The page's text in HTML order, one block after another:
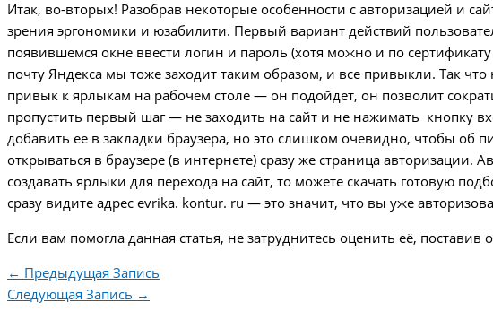
Итак, во-вторых! Разобрав некоторые особенности с авторизацией и
зрения эргономики и юзабилити. Первый вариант действий
появившемся окне ввести логин и пароль (хотя можно и по
почту Яндекса мы тоже заходит таким образом, и все привыкли. Так
привык к ярлыкам на рабочем столе — он подойдет, он позволит
пропустить первый шаг — не заходить на сайт и не нажимать кнопку
добавить ее в закладки браузера, но это слишком очевидно, чтобы об
открываться в браузере (в интернете) сразу же страница авторизации.
создавать ярлыки для перехода на сайт, то можете скачать готовую
сразу видите адрес evrika. kontur. ru — это значит, что вы уже
Если вам помогла данная статья, не затруднитесь оценить её,
← Предыдущая Запись
Следующая Запись →